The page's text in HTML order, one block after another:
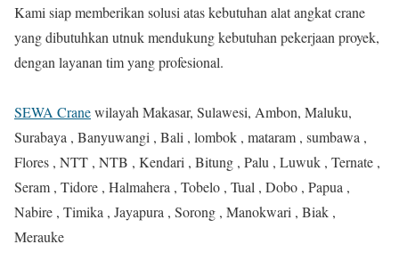
Kami siap memberikan solusi atas kebutuhan alat angkat crane
yang dibutuhkan utnuk mendukung kebutuhan pekerjaan proyek,
dengan layanan tim yang profesional.
SEWA Cranewilayah Makasar, Sulawesi, Ambon, Maluku,
Surabaya , Banyuwangi , Bali , lombok , mataram , sumbawa ,
Flores , NTT , NTB , Kendari , Bitung , Palu , Luwuk , Ternate ,
Seram , Tidore , Halmahera , Tobelo , Tual , Dobo , Papua ,
Nabire , Timika , Jayapura , Sorong , Manokwari , Biak ,
Merauke